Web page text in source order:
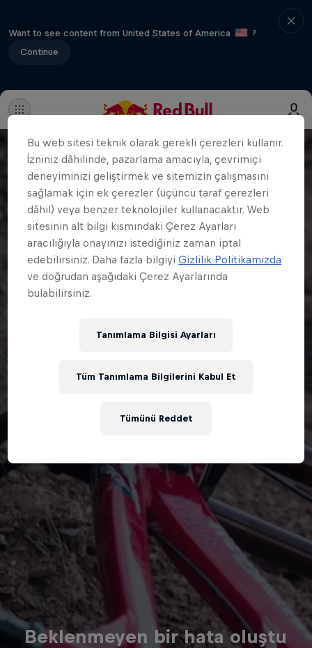
Want to see content from United States of America
?
Continue
Beklenmeyen bir hata oluştu
Bu web sitesi teknik olarak gerekli çerezleri kullanır.
İzniniz dâhilinde, pazarlama amacıyla, çevrimiçi
deneyiminizi geliştirmek ve sitemizin çalışmasını
sağlamak için ek çerezler (üçüncü taraf çerezleri
dâhil) veya benzer teknolojiler kullanacaktır. Web
sitesinin alt bilgi kısmındaki Çerez Ayarları
aracılığıyla onayınızı istediğiniz zaman iptal
edebilirsiniz. Daha fazla bilgiyiGizlilik Politikamızda
ve doğrudan aşağıdaki Çerez Ayarlarında
bulabilirsiniz.
Tanımlama Bilgisi Ayarları
Tümünü Reddet
Tüm Tanımlama Bilgilerini Kabul Et